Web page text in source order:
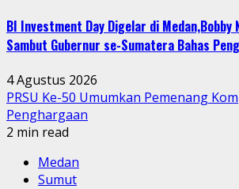
BI Investment Day Digelar di Medan,Bobby
Sambut Gubernur se-Sumatera Bahas
4 Agustus 2026
PRSU Ke-50 Umumkan Pemenang
Penghargaan
2 min read
Medan
Sumut